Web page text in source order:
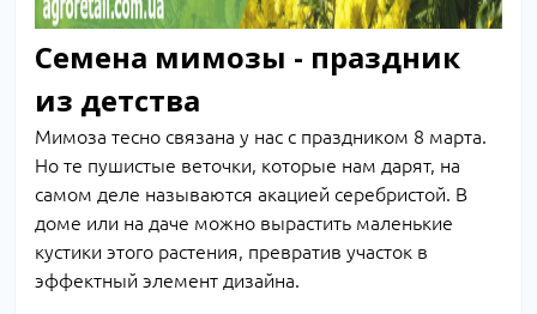
Семена мимозы - праздник
из детства
Мимоза тесно связана у нас с праздником 8 марта.
Но те пушистые веточки, которые нам дарят, на
самом деле называются акацией серебристой. В
доме или на даче можно вырастить маленькие
кустики этого растения, превратив участок в
эффектный элемент дизайна.